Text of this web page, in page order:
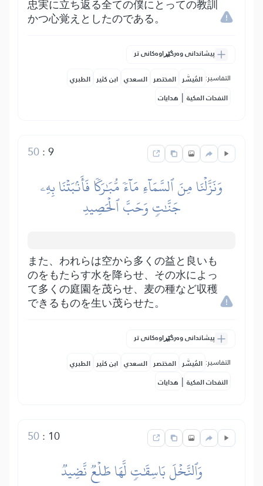
忠実に立ち返る全ての僕にとっての教訓
かつ心覚えとしたのである。
پیشاندانی وەرگێڕاوەکانی تر
التفاسير: المُيسَّر المختصر السعدي ابن كثير الطبري
النفحات المكية | هدايات
9
:
50
وَنَزَّلۡنَا مِنَ ٱلسَّمَآءِ مَآءٗ مُّبَٰرَكٗا فَأَنۢبَتۡنَا بِهِۦ
جَنَّٰتٖ وَحَبَّ ٱلۡحَصِيدِ
また、われらは空から多くの益と良いも
のをもたらす水を降らせ、その水によっ
て多くの庭園を茂らせ、麦の種など収穫
できるものを生い茂らせた。
پیشاندانی وەرگێڕاوەکانی تر
التفاسير: المُيسَّر المختصر السعدي ابن كثير الطبري
النفحات المكية | هدايات
10
:
50
وَٱلنَّخۡلَ بَاسِقَٰتٖ لَّهَا طَلۡعٞ نَّضِيدٞ